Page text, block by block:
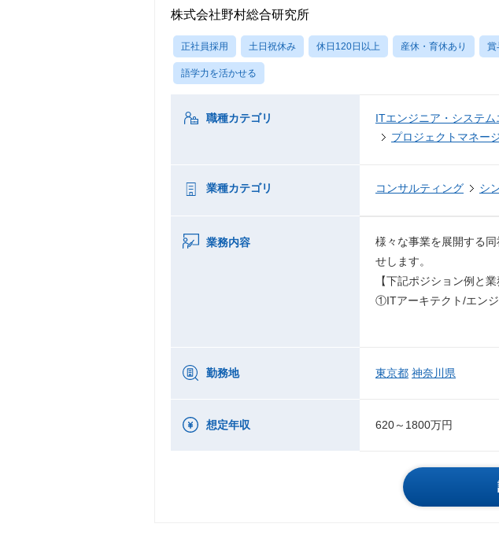
株式会社野村総合研究所
正社員採用 土日祝休み 休日120日以上 産休・育休あり 賞
語学力を活かせる
職種カテゴリ ITエンジニア・システム
プロジェクトマネー
業種カテゴリ コンサルティング シ
業務内容
様々な事業を展開する
せします。
【下記ポジション例と
①ITアーキテクト/エン
勤務地 東京都 神奈川県
想定年収 620～1800万円